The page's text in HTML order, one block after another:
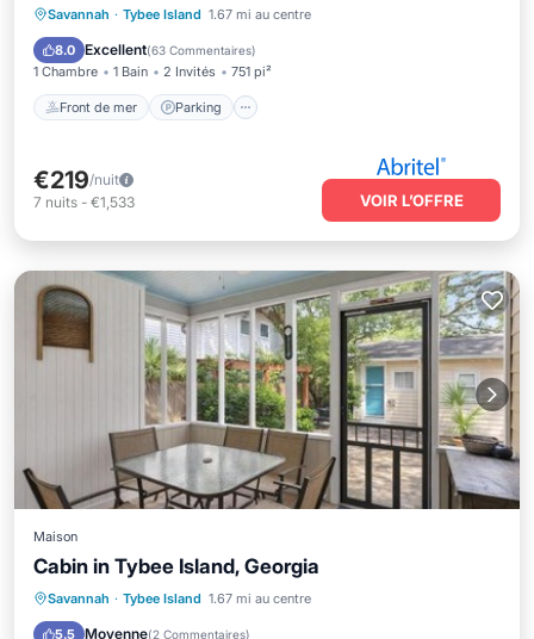
Savannah · Tybee Island 1.67 mi au centre
8.0 Excellent(63 Commentaires)
1 Chambre 1 Bain 2 Invités 751 pi²
Front de mer Parking
Front de mer
Parking
Vue sur l’océan
€219/nuit
7 nuits - €1,533 VOIR L’OFFRE
Maison
Cabin in Tybee Island, Georgia
Savannah · Tybee Island 1.67 mi au centre
5.5 Moyenne(2 Commentaires)
Parking Climatisation
Animaux acceptés